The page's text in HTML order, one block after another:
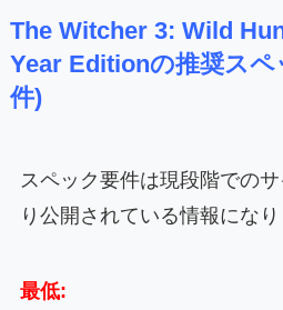
The Witcher 3: Wild
Year Editionの推奨ス
件)
スペック要件は現段階での
り公開されている情報になり
最低: